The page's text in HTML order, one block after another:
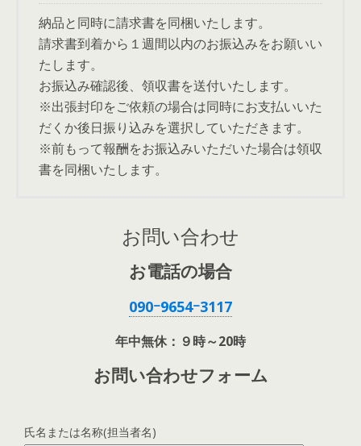
納品と同時に請求書を同梱いたします。
請求書到着から１週間以内のお振込みをお願いい
たします。
お振込み確認後、領収書を送付いたします。
※出張封印をご依頼の場合は同時にお支払いいた
だくか後日振り込みを選択していただきます。
※前もって報酬をお振込みいただいた場合は領収
書を同梱いたします。
お問い合わせ
お電話の場合
090ｰ9654ｰ3117
年中無休：９時～20時
お問い合わせフォーム
氏名または名称(担当者名)